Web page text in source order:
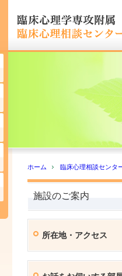
ホーム 臨床心理相談センタ
施設のご案内
所在地・アクセス